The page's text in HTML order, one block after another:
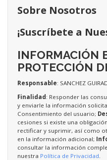
Sobre Nosotros
¡Suscríbete a
INFORMACIÓN
PROTECCIÓN
Responsable: SANCHEZ
Finalidad: Responder las
y enviarle la información
Consentimiento del usuario;
cesiones si existe una
rectificar y suprimir, así como
en la información adicional;
consultar la información
nuestra Política de Privacidad